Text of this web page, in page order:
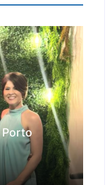
Porto